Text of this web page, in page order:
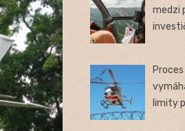
medzi
limity